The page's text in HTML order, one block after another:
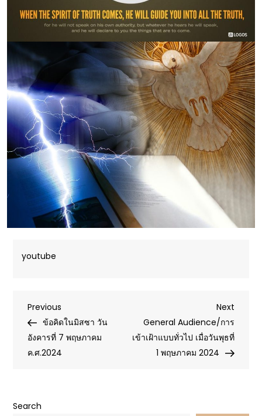
youtube
Post
navigation
Previous
Post
Previous
ข้อคิดในมิสซา วัน
อังคารที่ 7 พฤษภาคม
ค.ศ.2024
Next
Post
Next
General Audience/การ
เข้าเฝ้าแบบทั่วไป เมื่อวันพุธที่
1 พฤษภาคม 2024
Search